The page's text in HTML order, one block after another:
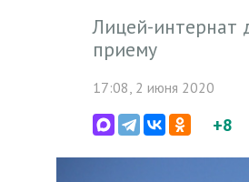
Лицей-интернат
приему
17:08, 2 июня 2020
+8